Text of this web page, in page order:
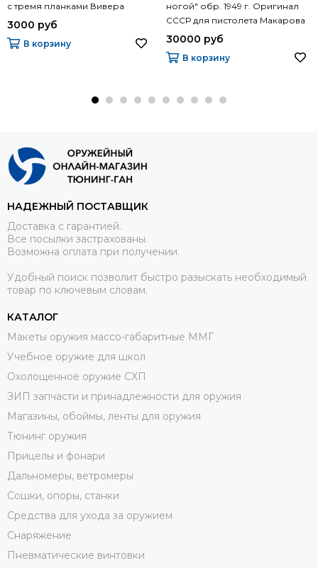
с тремя планками Вивера
3000 руб
В корзину
ногой" обр. 1949 г. Оригинал
СССР для пистолета Макарова
30000 руб
В корзину
НАДЕЖНЫЙ ПОСТАВЩИК
Доставка с гарантией.
Все посылки застрахованы.
Возможна оплата при получении.
Удобный поиск позволит быстро разыскать необходимый
товар по ключевым словам.
КАТАЛОГ
Макеты оружия массо-габаритные ММГ
Учебное оружие для школ
Охолощенное оружие СХП
ЗИП запчасти и принадлежности для оружия
Магазины, обоймы, ленты для оружия
Тюнинг оружия
Прицелы и фонари
Дальномеры, ветромеры
Сошки, опоры, станки
Средства для ухода за оружием
Снаряжение
Пневматические винтовки